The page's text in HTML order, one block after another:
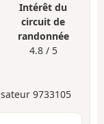
Intérêt du
circuit de
randonnée
4.8 / 5
9733105